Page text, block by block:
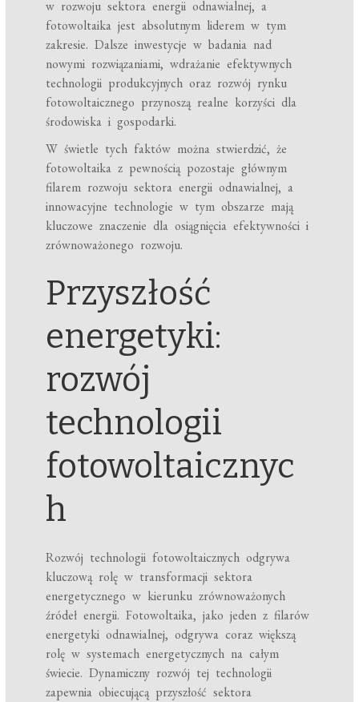
w rozwoju sektora energii odnawialnej, a
fotowoltaika jest absolutnym liderem w tym
zakresie. Dalsze inwestycje w badania nad
nowymi rozwiązaniami, wdrażanie efektywnych
technologii produkcyjnych oraz rozwój rynku
fotowoltaicznego przynoszą realne korzyści dla
środowiska i gospodarki.
W świetle tych faktów można stwierdzić, że
fotowoltaika z pewnością pozostaje głównym
filarem rozwoju sektora energii odnawialnej, a
innowacyjne technologie w tym obszarze mają
kluczowe znaczenie dla osiągnięcia efektywności i
zrównoważonego rozwoju.
Przyszłość
energetyki:
rozwój
technologii
fotowoltaicznyc
h
Rozwój technologii fotowoltaicznych odgrywa
kluczową rolę w transformacji sektora
energetycznego w kierunku zrównoważonych
źródeł energii. Fotowoltaika, jako jeden z filarów
energetyki odnawialnej, odgrywa coraz większą
rolę w systemach energetycznych na całym
świecie. Dynamiczny rozwój tej technologii
zapewnia obiecującą przyszłość sektora